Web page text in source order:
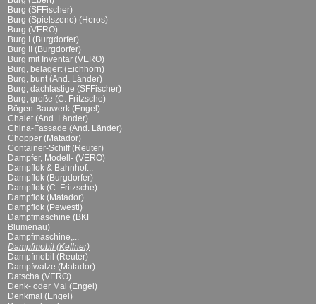
Burg (SFFischer)
Burg (Spielszene) (Heros)
Burg (VERO)
Burg I (Burgdorfer)
Burg II (Burgdorfer)
Burg mit Inventar (VERO)
Burg, belagert (Eichhorn)
Burg, bunt (And. Länder)
Burg, dachlastige (SFFischer)
Burg, große (C. Fritzsche)
Bögen-Bauwerk (Engel)
Chalet (And. Länder)
China-Fassade (And. Länder)
Chopper (Matador)
Container-Schiff (Reuter)
Dampfer, Modell- (VERO)
Dampflok & Bahnhof...
Dampflok (Burgdorfer)
Dampflok (C. Fritzsche)
Dampflok (Matador)
Dampflok (Pewesti)
Dampfmaschine (BKF
Blumenau)
Dampfmaschine,...
Dampfmobil (Kellner)
Dampfmobil (Reuter)
Dampfwalze (Matador)
Datscha (VERO)
Denk- oder Mal (Engel)
Denkmal (Engel)